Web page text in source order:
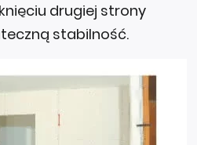
drugiej strony
stabilność.